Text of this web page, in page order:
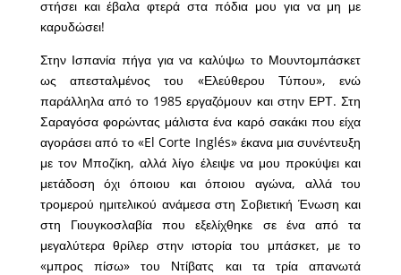
στήσει και έβαλα φτερά στα πόδια μου για να μη με
καρυδώσει!
Στην Ισπανία πήγα για να καλύψω το Μουντομπάσκετ
ως απεσταλμένος του «Ελεύθερου Τύπου», ενώ
παράλληλα από το 1985 εργαζόμουν και στην ΕΡΤ. Στη
Σαραγόσα φορώντας μάλιστα ένα καρό σακάκι που είχα
αγοράσει από το «El Corte Inglés» έκανα μια συνέντευξη
με τον Μποζίκη, αλλά λίγο έλειψε να μου προκύψει και
μετάδοση όχι όποιου και όποιου αγώνα, αλλά του
τρομερού ημιτελικού ανάμεσα στη Σοβιετική Ένωση και
στη Γιουγκοσλαβία που εξελίχθηκε σε ένα από τα
μεγαλύτερα θρίλερ στην ιστορία του μπάσκετ, με το
«μπρος πίσω» του Ντίβατς και τα τρία απανωτά